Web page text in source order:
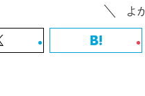
よ